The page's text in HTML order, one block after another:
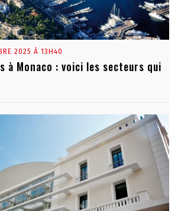
2025 À 13H40
à Monaco : voici les secteurs qui